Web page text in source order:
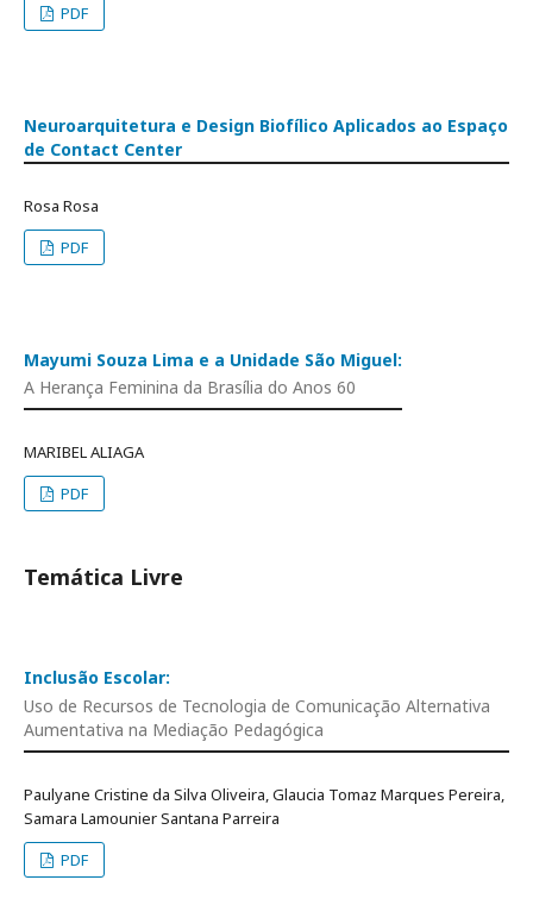
PDF
Neuroarquitetura e Design Biofílico Aplicados ao Espaço
de Contact Center
Rosa Rosa
PDF
Mayumi Souza Lima e a Unidade São Miguel:
A Herança Feminina da Brasília do Anos 60
MARIBEL ALIAGA
PDF
Temática Livre
Inclusão Escolar:
Uso de Recursos de Tecnologia de Comunicação Alternativa
Aumentativa na Mediação Pedagógica
Paulyane Cristine da Silva Oliveira, Glaucia Tomaz Marques Pereira,
Samara Lamounier Santana Parreira
PDF